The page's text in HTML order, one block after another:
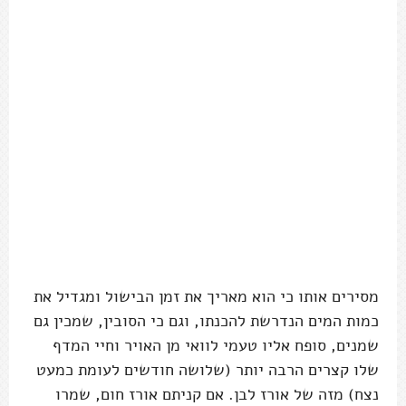
מסירים אותו כי הוא מאריך את זמן הבישול ומגדיל את
כמות המים הנדרשת להכנתו, וגם כי הסובין, שמכין גם
שמנים, סופח אליו טעמי לוואי מן האויר וחיי המדף
שלו קצרים הרבה יותר (שלושה חודשים לעומת כמעט
נצח) מזה של אורז לבן. אם קניתם אורז חום, שמרו